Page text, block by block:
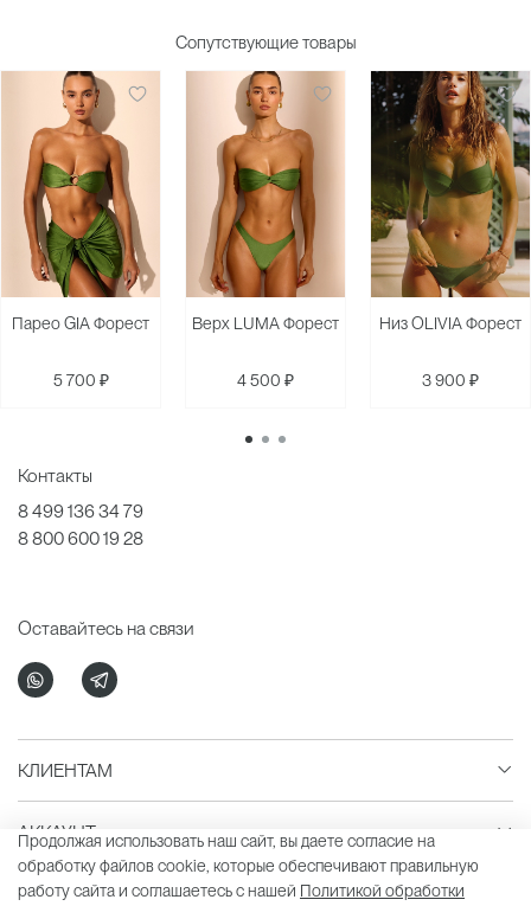
Сопутствующие товары
Парео GIA Форест
5 700 ₽
Верх LUMA Форест
4 500 ₽
Низ OLIVIA Форест
3 900 ₽
КЛИЕНТАМ
АККАУНТ
LAVARICE
Контакты
8 499 136 34 79
8 800 600 19 28
Оставайтесь на связи
Продолжая использовать наш сайт, вы даете согласие на
обработку файлов cookie, которые обеспечивают правильную
работу сайта и соглашаетесь с нашей Политикой обработки